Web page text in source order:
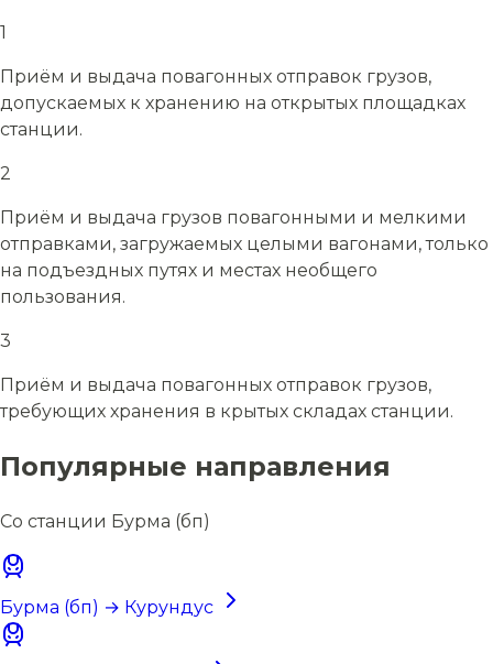
1
Приём и выдача повагонных отправок грузов,
допускаемых к хранению на открытых площадках
станции.
2
Приём и выдача грузов повагонными и мелкими
отправками, загружаемых целыми вагонами, только
на подъездных путях и местах необщего
пользования.
3
Приём и выдача повагонных отправок грузов,
требующих хранения в крытых складах станции.
Популярные направления
Со станции Бурма (бп)
Бурма (бп) → Курундус